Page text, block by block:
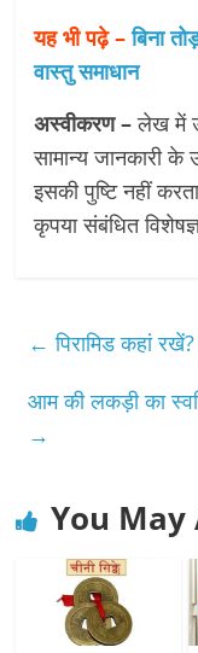
यह भी पढ़े – बिना
वास्तु समाधान
अस्वीकरण –लेख में
सामान्य जानकारी के
इसकी पुष्टि नहीं
कृपया संबंधित
← पिरामिड कहां
आम की लकड़ी का
→
You May